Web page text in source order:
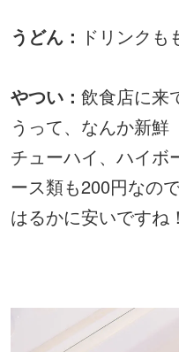
うどん： ドリンクも
やつい： 飲食店に来
うって、なんか新鮮
チューハイ、ハイボ
ース類も200円なの
はるかに安いですね！